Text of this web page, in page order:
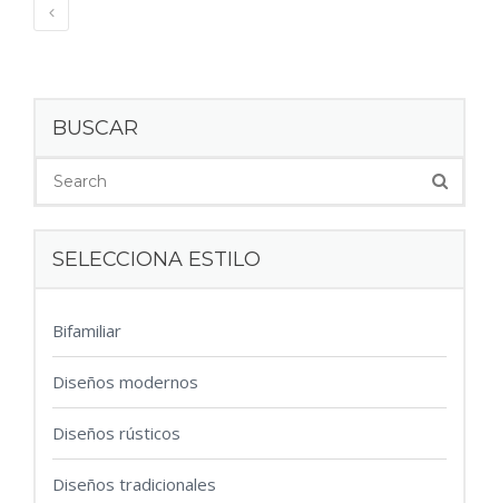
BUSCAR
SELECCIONA ESTILO
Bifamiliar
Diseños modernos
Diseños rústicos
Diseños tradicionales